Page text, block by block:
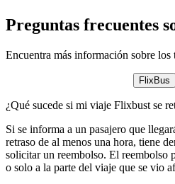
Preguntas frecuentes
Encuentra más información sobre los
FlixBus
¿Qué sucede si mi viaje Flixbust se
Si se informa a un pasajero que
retraso de al menos una hora, tiene
solicitar un reembolso. El reembolso
o solo a la parte del viaje que se vio